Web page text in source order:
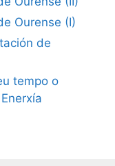
Ourense (I)
de
tempo o